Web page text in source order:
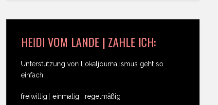
HEIDI VOM LANDE | ZAHLE ICH:
Unterstützung von Lokaljournalismus geht so
einfach:
freiwillig | einmalig | regelmäßig